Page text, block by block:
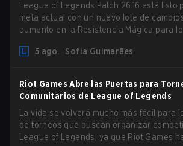
League of Legends Patch 26.16 está listo
meta actual con un nuevo lote de
aumento en la Resistencia Mágica para
5 ago.
Sofia Guimarães
Riot Games Abre las Puertas para
Comunitarios de League of Legends
La vida se volverá mucho más fácil para
de torneos que buscan organizar
League of Legends, ya que Riot Games